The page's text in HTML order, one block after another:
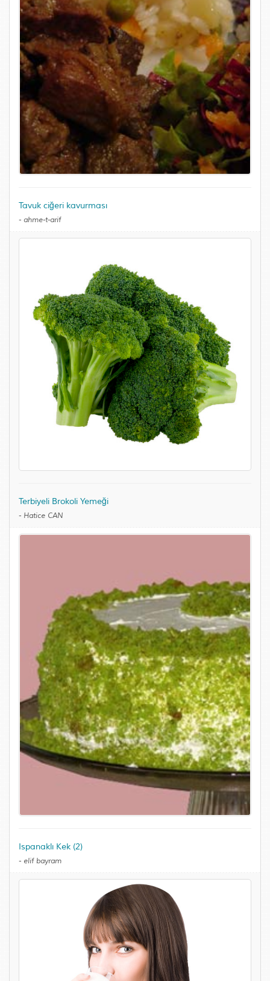
Tavuk ciğeri kavurması
- ahme-t-arif
Terbiyeli Brokoli Yemeği
- Hatice CAN
Ispanaklı Kek (2)
- elif bayram